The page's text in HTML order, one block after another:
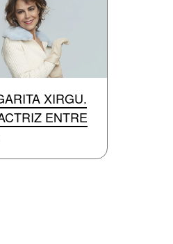
XIRGU.
ENTRE